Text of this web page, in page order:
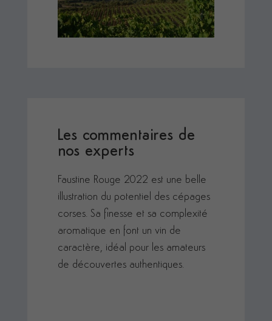
Les commentaires de
nos experts
Faustine Rouge 2022 est une belle
illustration du potentiel des cépages
corses. Sa finesse et sa complexité
aromatique en font un vin de
caractère, idéal pour les amateurs
de découvertes authentiques.